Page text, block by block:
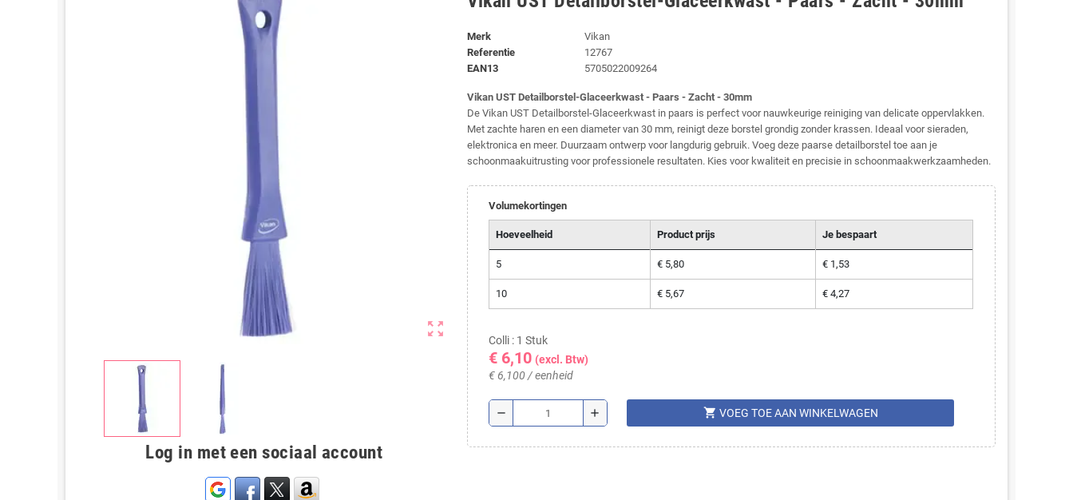
zoom_out_map
Log in met een sociaal account
Merk
Vikan
Referentie
12767
EAN13
5705022009264
Vikan UST Detailborstel-Glaceerkwast - Paars - Zacht - 30mm
De Vikan UST Detailborstel-Glaceerkwast in paars is perfect voor nauwkeurige reiniging van delicate oppervlakken.
Met zachte haren en een diameter van 30 mm, reinigt deze borstel grondig zonder krassen. Ideaal voor sieraden,
elektronica en meer. Duurzaam ontwerp voor langdurig gebruik. Voeg deze paarse detailborstel toe aan je
schoonmaakuitrusting voor professionele resultaten. Kies voor kwaliteit en precisie in schoonmaakwerkzaamheden.
Volumekortingen
Hoeveelheid Product prijs Je bespaart
5 € 5,80 € 1,53
10 € 5,67 € 4,27
Colli : 1 Stuk
€ 6,10 (excl. Btw)
€ 6,100 / eenheid
remove add shopping_cart VOEG TOE AAN WINKELWAGEN